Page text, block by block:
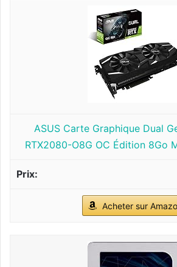
ASUS Carte Graphique Dual
RTX2080-O8G OC Édition 8Go
Acheter sur